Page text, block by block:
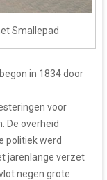
Smallepad
in 1834 door
voor
De overheid
politiek werd
jarenlange verzet
negen grote